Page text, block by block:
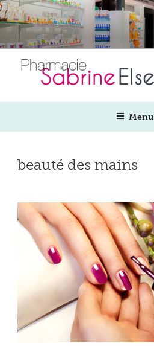
Aller
au
contenu
principal
Menu
beauté des mains